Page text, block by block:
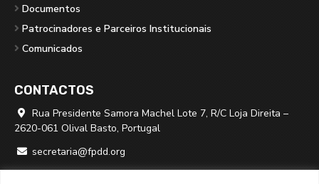
Documentos
Patrocinadores e Parceiros Institucionais
Comunicados
CONTACTOS

Rua Presidente Samora Machel Lote 7, R/C Loja Direita –
2620-061 Olival Basto, Portugal
 secretaria@fpdd.org